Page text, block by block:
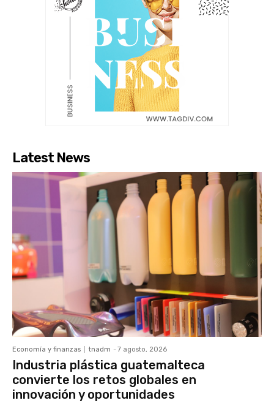
Latest News
Economía y finanzas tnadm - 7 agosto, 2026
Industria plástica guatemalteca
convierte los retos globales en
innovación y oportunidades